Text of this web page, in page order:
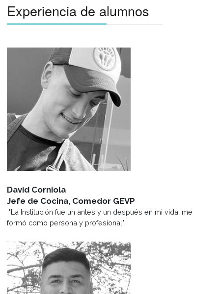
vanguardia.
Conocer con mayor profundidad los productos
Conocer y aplicar las bases fundamentales de la
química culinaria, sobre las que trabaja la cocina
creativa actual.
Conocer y aplicar la nueva tecnología aplicada
cocina, máquinas de última generación para la
cocción al vacío, cocciones a baja temperatura,
equipos para cocciones inteligentes,
hotmix, julabo, rational, etc.
Desarrollar la capacidad creativa y de
Requisito de ingreso
Egresados de carreras de cocina, formación
Características, modalidad y